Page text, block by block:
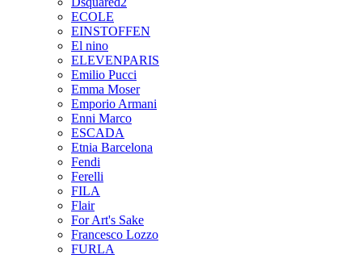
ECOLE
EINSTOFFEN
El nino
ELEVENPARIS
Emilio Pucci
Emma Moser
Emporio Armani
Enni Marco
ESCADA
Etnia Barcelona
Fendi
Ferelli
FILA
Flair
For Art's Sake
Francesco Lozzo
FURLA